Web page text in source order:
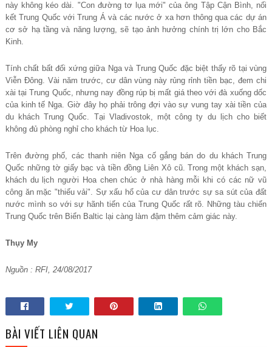
này không kéo dài. "Con đường tơ lụa mới" của ông Tập Cận Bình, nối
kết Trung Quốc với Trung Á và các nước ở xa hơn thông qua các dự án
cơ sở hạ tầng và năng lượng, sẽ tạo ảnh hưởng chính trị lớn cho Bắc
Kinh.
Tính chất bất đối xứng giữa Nga và Trung Quốc đặc biệt thấy rõ tại vùng
Viễn Đông. Vài năm trước, cư dân vùng này rủng rỉnh tiền bạc, đem chi
xài tại Trung Quốc, nhưng nay đồng rúp bị mất giá theo với đà xuống dốc
của kinh tế Nga. Giờ đây họ phải trông đợi vào sự vung tay xài tiền của
du khách Trung Quốc. Tại Vladivostok, một công ty du lịch cho biết
không đủ phòng nghỉ cho khách từ Hoa lục.
Trên đường phố, các thanh niên Nga cố gắng bán do du khách Trung
Quốc những tờ giấy bạc và tiền đồng Liên Xô cũ. Trong một khách sạn,
khách du lịch người Hoa chen chúc ở nhà hàng mỗi khi có các nữ vũ
công ăn mặc "thiếu vải". Sự xấu hổ của cư dân trước sự sa sút của đất
nước mình so với sự hãnh tiến của Trung Quốc rất rõ. Những tàu chiến
Trung Quốc trên Biển Baltic lại càng làm đậm thêm cảm giác này.
Thụy My
Nguồn : RFI, 24/08/2017
BÀI VIẾT LIÊN QUAN